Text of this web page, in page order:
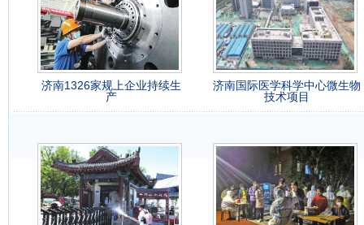
济南1326家规上企业持续生
产
济南国际医学科学中心微生物
技术项目